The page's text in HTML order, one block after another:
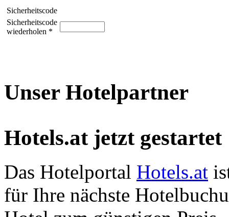
Sicherheitscode
Sicherheitscode
wiederholen *
Unser Hotelpartner
Hotels.at jetzt gestartet
Das Hotelportal Hotels.at
für Ihre nächste